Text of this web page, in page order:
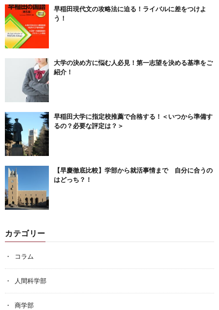
早稲田現代文の攻略法に迫る！ライバルに差をつけよ
う！
大学の決め方に悩む人必見！第一志望を決める基準をご
紹介！
早稲田大学に指定校推薦で合格する！＜いつから準備す
るの？必要な評定は？＞
【早慶徹底比較】学部から就活事情まで 自分に合うの
はどっち？！
カテゴリー
コラム
人間科学部
商学部